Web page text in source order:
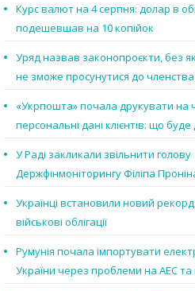
Курс валют на 4 серпня: долар в
подешевшав на 10 копійок
Уряд назвав законопроєкти, без
не зможе просунутися до
«Укрпошта» почала друкувати на
персональні дані клієнтів: що буде
У Раді закликали звільнити голову
Держфінмоніторингу Філіпа
Українці встановили новий рекорд
військові облігації
Румунія почала імпортувати
України через проблеми на АЕС та